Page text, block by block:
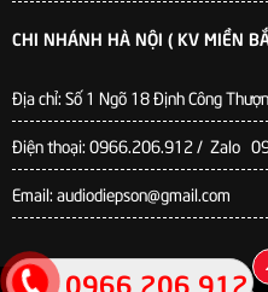
CHI NHÁNH HÀ NỘI ( KV MIỀN
Địa chỉ: Số 1 Ngõ 18 Định Công
Điện thoại: 0966.206.912 / Zalo
Email: audiodiepson@gmail.com
0966 206 912